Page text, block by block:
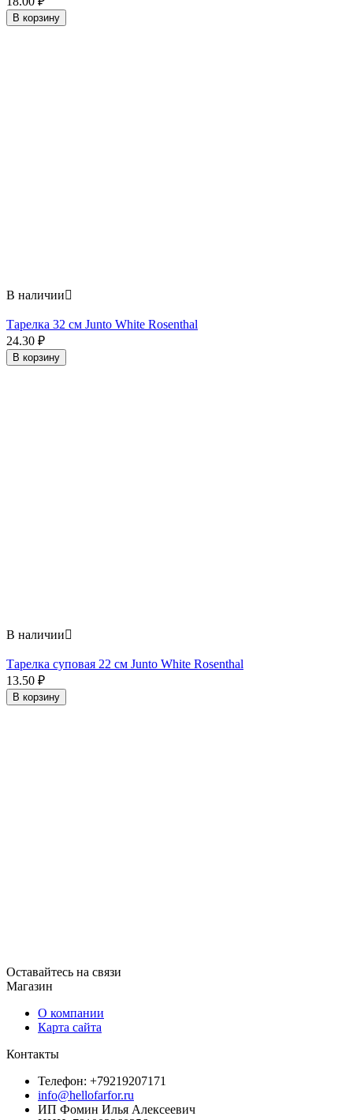
В корзину
В наличии
Тарелка 32 см Junto White Rosenthal
24.30 ₽
В корзину
В наличии
Тарелка суповая 22 см Junto White Rosenthal
13.50 ₽
В корзину
Оставайтесь на связи
Магазин
О компании
Карта сайта
Контакты
Телефон: +79219207171
info@hellofarfor.ru
ИП Фомин Илья Алексеевич